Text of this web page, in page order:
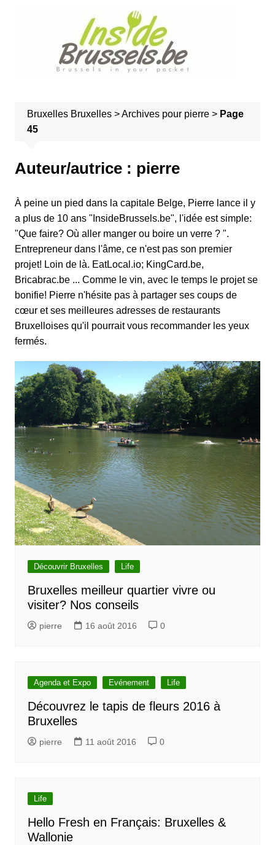
Bruxelles Bruxelles>Archives pour pierre> Page
45
Auteur/autrice : pierre
À peine un pied dans la capitale Belge, Pierre lance il y
a plus de 10 ans "InsideBrussels.be", l'idée est simple:
"Que faire? Où aller manger ou boire un verre ? ".
Entrepreneur dans l'âme, ce n'est pas son premier
projet! Loin de là. EatLocal.io; KingCard.be,
Bricabrac.be ... Comme le vin, avec le temps le projet se
bonifie! Pierre n'hésite pas à partager ses coups de
cœur et ses meilleures adresses de restaurants
Bruxelloises qu'il pourrait vous recommander les yeux
fermés.
Découvrir Bruxelles Life
Bruxelles meilleur quartier vivre ou
visiter? Nos conseils
pierre 16 août 2016 0
Agenda et Expo Evénement Life
Découvrez le tapis de fleurs 2016 à
Bruxelles
pierre 11 août 2016 0
Life
Hello Fresh en Français: Bruxelles &
Wallonie